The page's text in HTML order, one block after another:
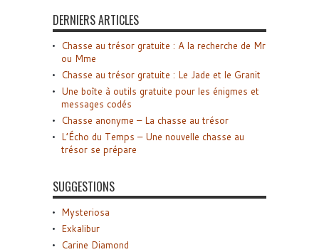
DERNIERS ARTICLES
Chasse au trésor gratuite : A la recherche de Mr
ou Mme
Chasse au trésor gratuite : Le Jade et le Granit
Une boîte à outils gratuite pour les énigmes et
messages codés
Chasse anonyme – La chasse au trésor
L’Écho du Temps – Une nouvelle chasse au
trésor se prépare
SUGGESTIONS
Mysteriosa
Exkalibur
Carine Diamond